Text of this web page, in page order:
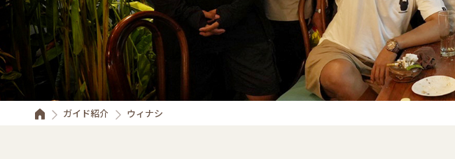
ガイド紹介 ウィナシ